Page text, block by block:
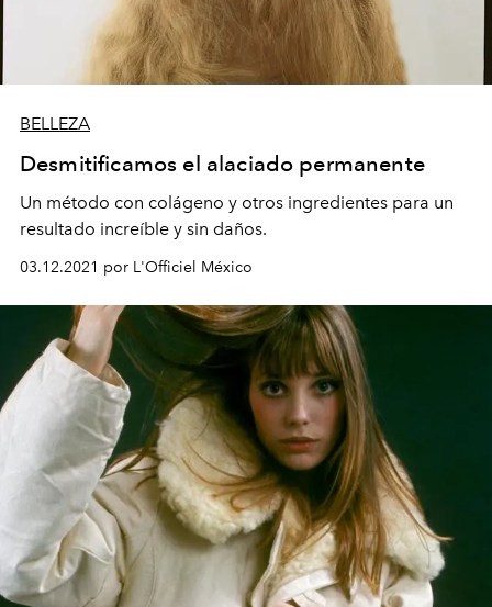
BELLEZA
Desmitificamos el alaciado permanente
Un método con colágeno y otros ingredientes para un
resultado increíble y sin daños.
03.12.2021 por L'Officiel México